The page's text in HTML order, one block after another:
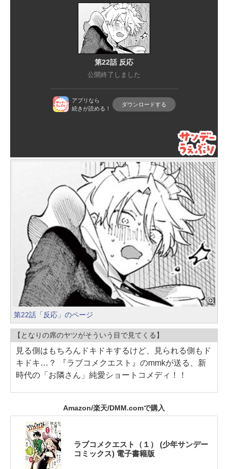
第22話「反応」のページ
【となりの席のヤツがそういう目で見てくる】
見る側はもちろんドキドキするけど、見られる側もド
キドキ…？ 『ラブコメクエスト』のmmkが送る、新
時代の「お隣さん」純愛ショートコメディ！！
Amazon/楽天/DMM.comで購入
ラブコメクエスト（１） (少年サンデー
コミックス) 電子書籍版